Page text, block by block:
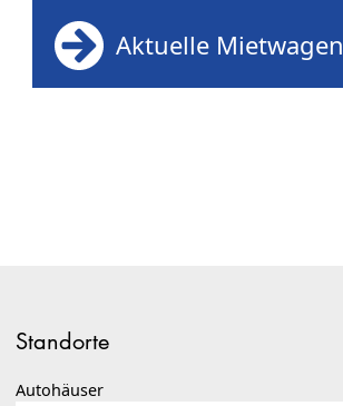
Aktuelle Mietwagen
Standorte
Autohäuser